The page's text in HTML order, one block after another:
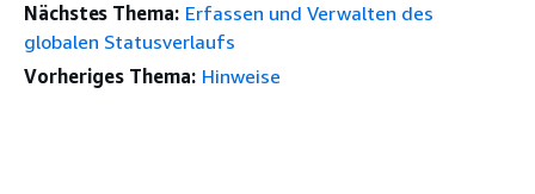
Nächstes Thema: Erfassen und Verwalten des
globalen Statusverlaufs
Vorheriges Thema: Hinweise